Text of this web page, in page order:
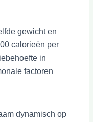
gewicht en
calorieën per
in
factoren
dynamisch op